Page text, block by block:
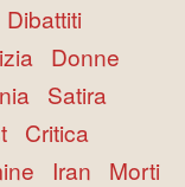
Dibattiti
Donne
Satira
Critica
Iran Morti